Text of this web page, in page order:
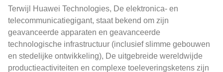
Terwijl Huawei Technologies, De elektronica- en
telecommunicatiegigant, staat bekend om zijn
geavanceerde apparaten en geavanceerde
technologische infrastructuur (inclusief slimme gebouwen
en stedelijke ontwikkeling), De uitgebreide wereldwijde
productieactiviteiten en complexe toeleveringsketens zijn